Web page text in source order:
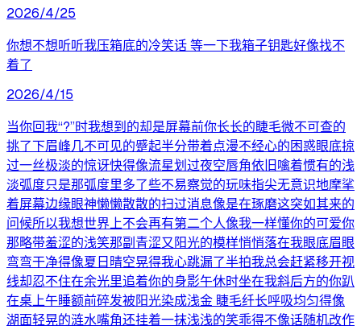
2026/4/25
你想不想听听我压箱底的冷笑话 等一下我箱子钥匙好像找不
着了
2026/4/15
当你回我“?”时我想到的却是屏幕前你长长的睫毛微不可查的
挑了下眉峰几不可见的蹙起半分带着点漫不经心的困惑眼底掠
过一丝极淡的惊讶快得像流星划过夜空唇角依旧噙着惯有的浅
淡弧度只是那弧度里多了些不易察觉的玩味指尖无意识地摩挲
着屏幕边缘眼神懒懒散散的扫过消息像是在琢磨这突如其来的
问候所以我想世界上不会再有第二个人像我一样懂你的可爱你
那略带羞涩的浅笑那副青涩又阳光的模样悄悄落在我眼底眉眼
弯弯干净得像夏日晴空晃得我心跳漏了半拍我总会赶紧移开视
线却忍不住在余光里追着你的身影午休时坐在我斜后方的你趴
在桌上午睡额前碎发被阳光染成浅金 睫毛纤长呼吸均匀得像
湖面轻晃的涟水嘴角还挂着一抹浅浅的笑乖得不像话随机改作